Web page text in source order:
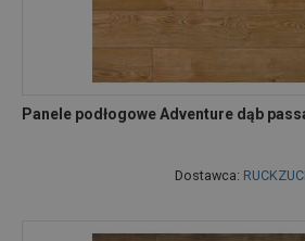
Panele podłogowe Adventure dąb
Dostawca: